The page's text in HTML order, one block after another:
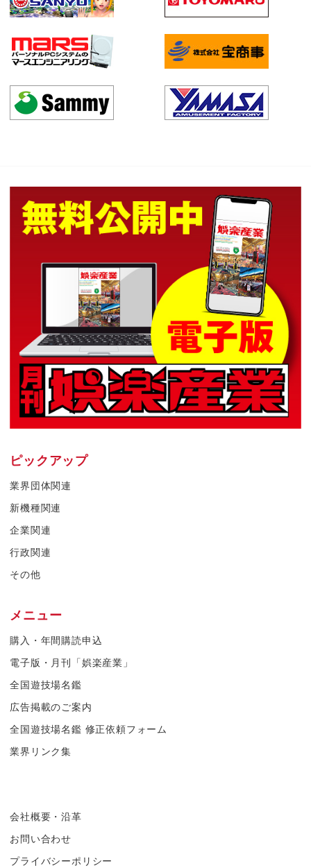
ピックアップ
業界団体関連
新機種関連
企業関連
行政関連
その他
メニュー
購入・年間購読申込
電子版・月刊「娯楽産業」
全国遊技場名鑑
広告掲載のご案内
全国遊技場名鑑 修正依頼フォーム
業界リンク集
会社概要・沿革
お問い合わせ
プライバシーポリシー